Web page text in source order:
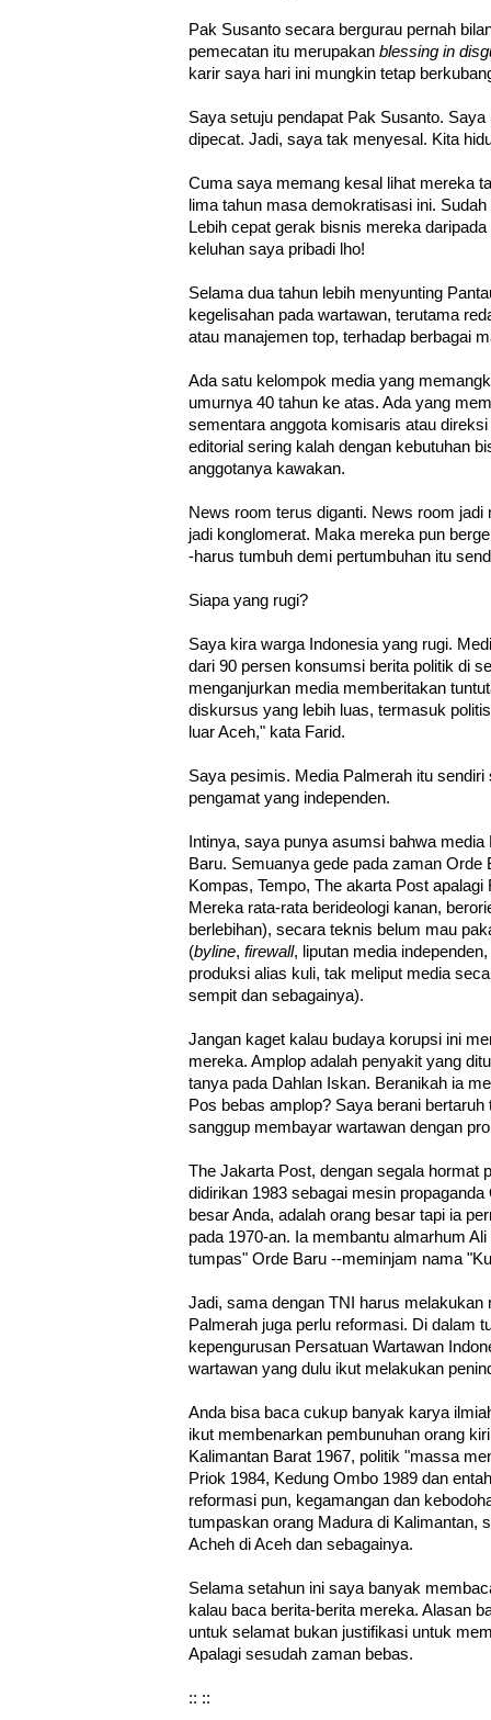
Pak Susanto secara bergurau pernah
pemecatan itu merupakan blessing in
karir saya hari ini mungkin tetap
Saya setuju pendapat Pak Susanto.
dipecat. Jadi, saya tak menyesal. Kita
Cuma saya memang kesal lihat mereka
lima tahun masa demokratisasi ini.
Lebih cepat gerak bisnis mereka
keluhan saya pribadi lho!
Selama dua tahun lebih menyunting
kegelisahan pada wartawan, terutama
atau manajemen top, terhadap berbagai
Ada satu kelompok media yang
umurnya 40 tahun ke atas. Ada yang
sementara anggota komisaris atau
editorial sering kalah dengan kebutuhan
anggotanya kawakan.
News room terus diganti. News room
jadi konglomerat. Maka mereka pun
-harus tumbuh demi pertumbuhan itu
Siapa yang rugi?
Saya kira warga Indonesia yang rugi.
dari 90 persen konsumsi berita politik di
menganjurkan media memberitakan
diskursus yang lebih luas, termasuk
luar Aceh," kata Farid.
Saya pesimis. Media Palmerah itu sendiri
pengamat yang independen.
Intinya, saya punya asumsi bahwa
Baru. Semuanya gede pada zaman
Kompas, Tempo, The akarta Post
Mereka rata-rata berideologi kanan,
berlebihan), secara teknis belum mau
(byline, firewall, liputan media
produksi alias kuli, tak meliput media
sempit dan sebagainya).
Jangan kaget kalau budaya korupsi ini
mereka. Amplop adalah penyakit yang
tanya pada Dahlan Iskan. Beranikah ia
Pos bebas amplop? Saya berani
sanggup membayar wartawan dengan
The Jakarta Post, dengan segala hormat
didirikan 1983 sebagai mesin
besar Anda, adalah orang besar tapi ia
pada 1970-an. Ia membantu almarhum
tumpas" Orde Baru --meminjam nama
Jadi, sama dengan TNI harus
Palmerah juga perlu reformasi. Di dalam
kepengurusan Persatuan Wartawan
wartawan yang dulu ikut melakukan
Anda bisa baca cukup banyak karya
ikut membenarkan pembunuhan orang
Kalimantan Barat 1967, politik "massa
Priok 1984, Kedung Ombo 1989 dan
reformasi pun, kegamangan dan
tumpaskan orang Madura di Kalimantan,
Acheh di Aceh dan sebagainya.
Selama setahun ini saya banyak
kalau baca berita-berita mereka. Alasan
untuk selamat bukan justifikasi untuk
Apalagi sesudah zaman bebas.
:: ::